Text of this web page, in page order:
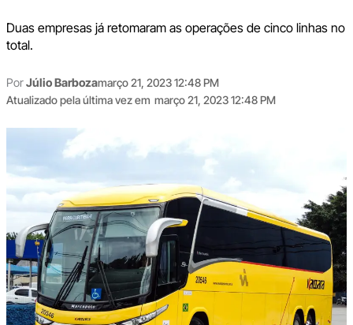
Duas empresas já retomaram as operações de cinco linhas no
total.
PorJúlio Barbozamarço 21, 2023 12:48 PM
Atualizado pela última vez em março 21, 2023 12:48 PM